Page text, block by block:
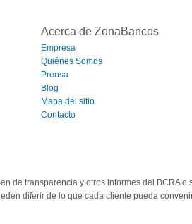
Acerca de ZonaBancos
Empresa
Quiénes Somos
Prensa
Blog
Mapa del sitio
Contacto
de transparencia y otros informes del BCRA o
diferir de lo que cada cliente pueda